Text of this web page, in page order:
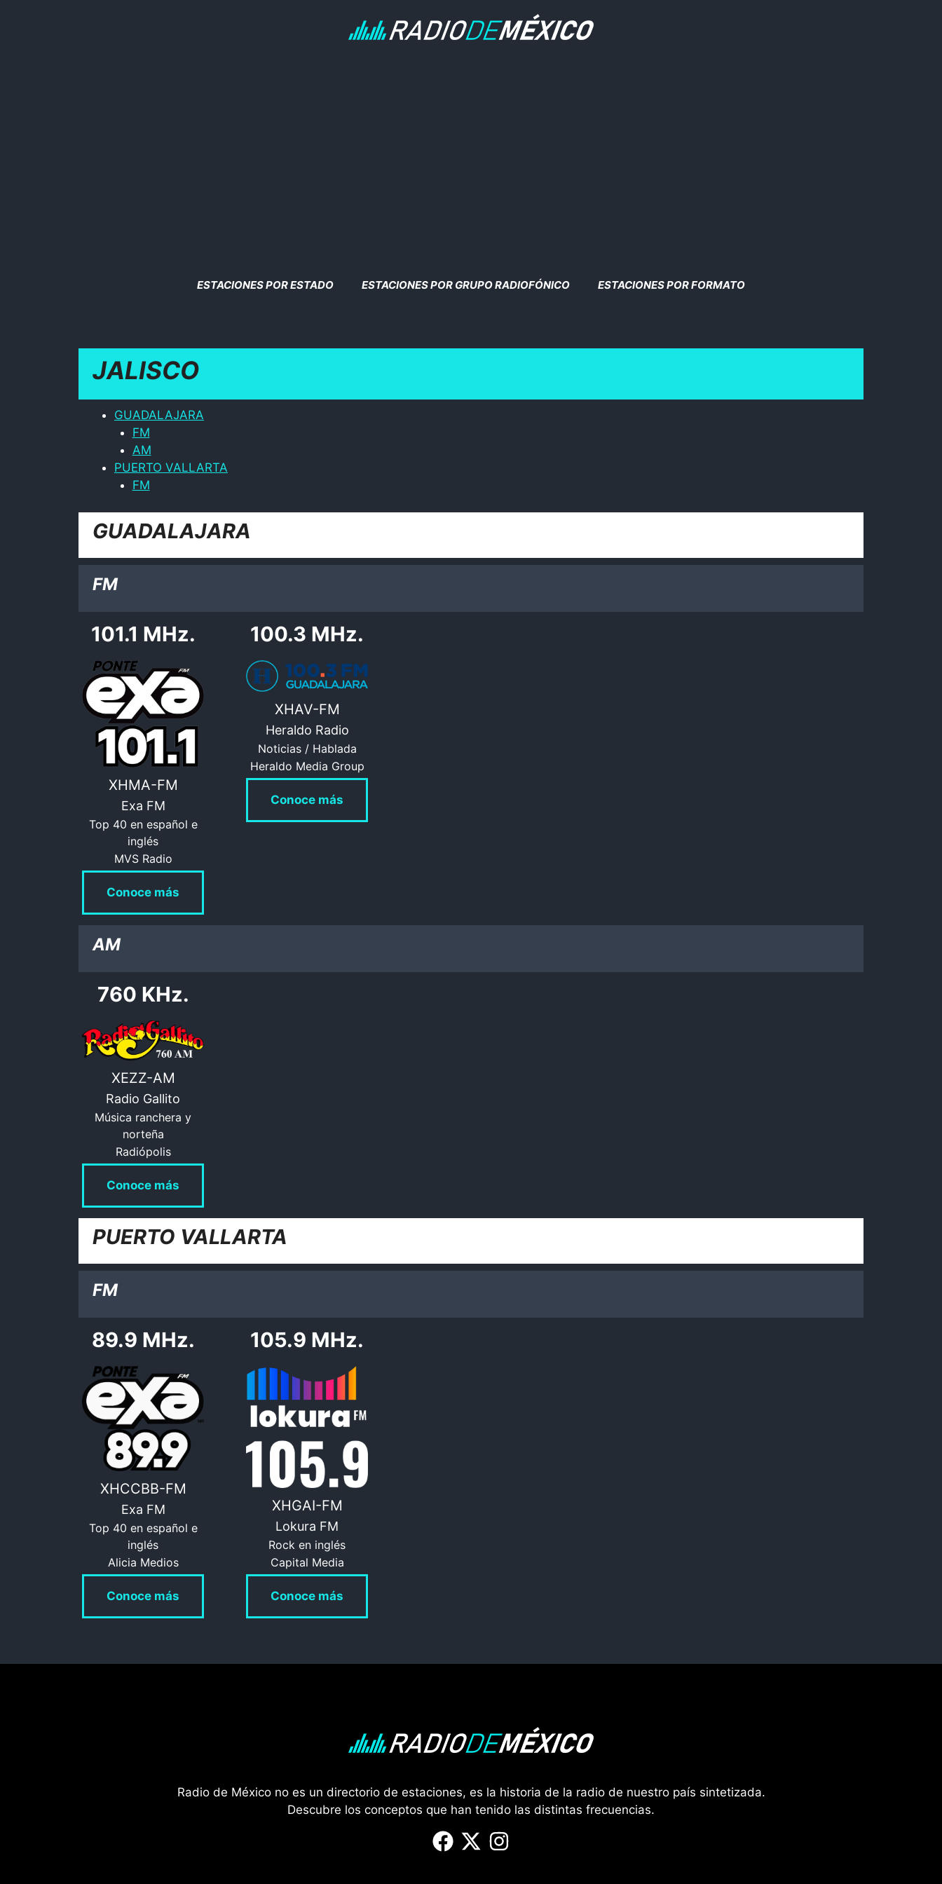
ESTACIONES POR ESTADO ESTACIONES POR GRUPO RADIOFÓNICO ESTACIONES POR FORMATO
JALISCO
GUADALAJARA
FM
AM
PUERTO VALLARTA
FM
GUADALAJARA
FM
101.1 MHz.
XHMA-FM
Exa FM
Top 40 en español e
inglés
MVS Radio
Conoce más
100.3 MHz.
XHAV-FM
Heraldo Radio
Noticias / Hablada
Heraldo Media Group
Conoce más
AM
760 KHz.
XEZZ-AM
Radio Gallito
Música ranchera y
norteña
Radiópolis
Conoce más
PUERTO VALLARTA
FM
89.9 MHz.
XHCCBB-FM
Exa FM
Top 40 en español e
inglés
Alicia Medios
Conoce más
105.9 MHz.
XHGAI-FM
Lokura FM
Rock en inglés
Capital Media
Conoce más
Radio de México no es un directorio de estaciones, es la historia de la radio de nuestro país sintetizada.
Descubre los conceptos que han tenido las distintas frecuencias.